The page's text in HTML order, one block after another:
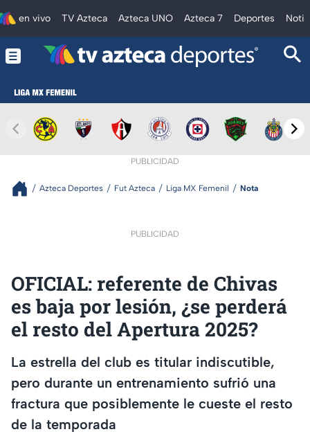
en vivo TV Azteca Azteca UNO Azteca 7 Deportes
PUBLICIDAD
Azteca Deportes Fut Azteca Liga MX Femenil Nota
PUBLICIDAD
OFICIAL: referente de Chivas
es baja por lesión, ¿se perderá
el resto del Apertura 2025?
La estrella del club es titular indiscutible,
pero durante un entrenamiento sufrió una
fractura que posiblemente le cueste el resto
de la temporada